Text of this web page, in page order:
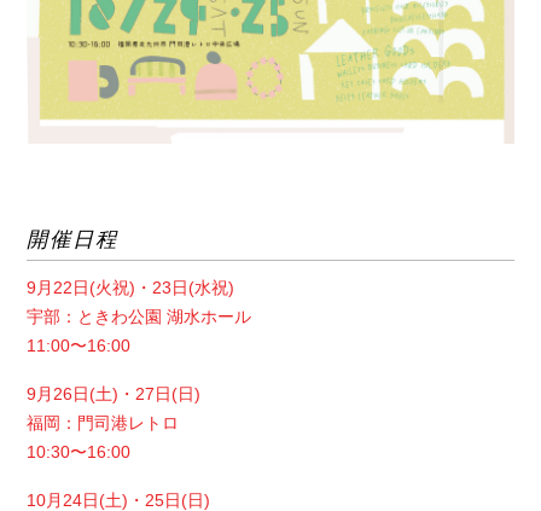
開催日程
9月22日(火祝)・23日(水祝)
宇部：ときわ公園 湖水ホール
11:00〜16:00
9月26日(土)・27日(日)
福岡：門司港レトロ
10:30〜16:00
10月24日(土)・25日(日)